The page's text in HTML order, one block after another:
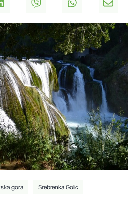
gora Srebrenka Golić